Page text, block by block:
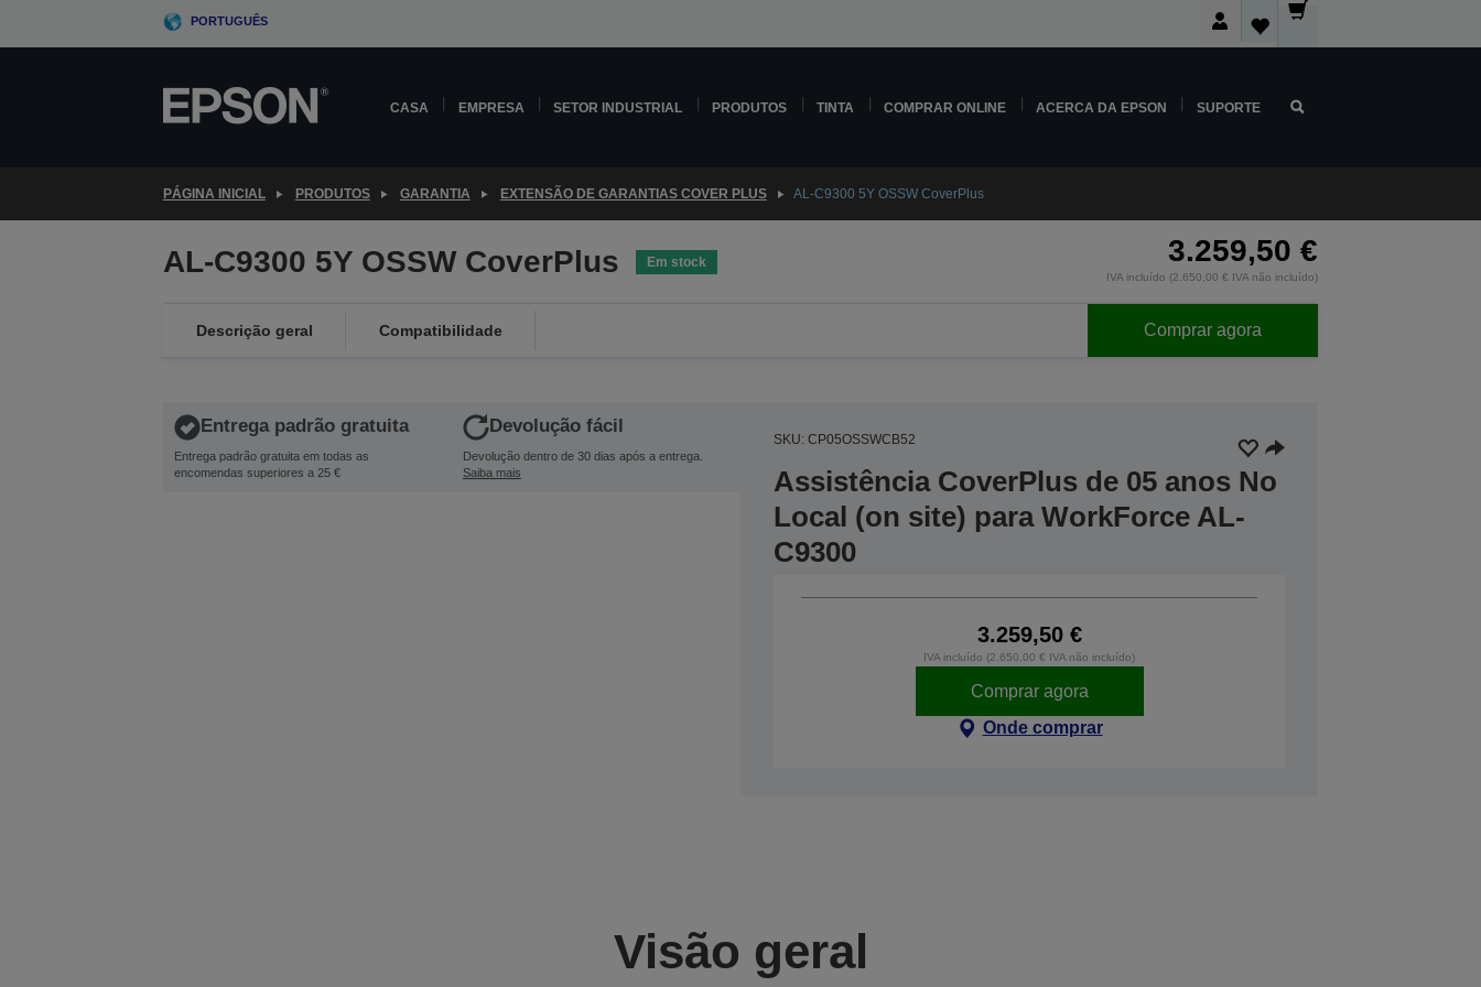
PORTUGUÊS
CASA EMPRESA SETOR INDUSTRIAL PRODUTOS TINTA COMPRAR ONLINE ACERCA DA EPSON SUPORTE
PÁGINA INICIAL PRODUTOS GARANTIA EXTENSÃO DE GARANTIAS COVER PLUS AL-C9300 5Y OSSW CoverPlus
AL-C9300 5Y OSSW CoverPlus Em stock 3.259,50 €
IVA incluído (2.650,00 € IVA não incluído)
Descrição geral Compatibilidade Comprar agora
Entrega padrão gratuita
Entrega padrão gratuita em todas as
encomendas superiores a 25 €
Devolução fácil
Devolução dentro de 30 dias após a entrega.
Saiba mais
SKU: CP05OSSWCB52
Assistência CoverPlus de 05 anos No
Local (on site) para WorkForce AL-
C9300
3.259,50 €
IVA incluído (2.650,00 € IVA não incluído)
Comprar agora
Onde comprar
Visão geral